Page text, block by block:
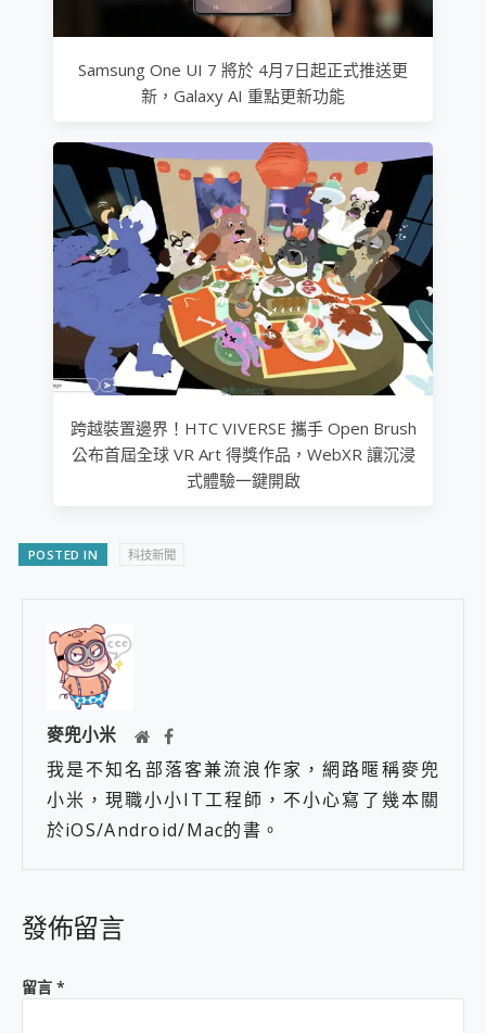
Samsung One UI 7 將於 4月7日起正式推送更
新，Galaxy AI 重點更新功能
跨越裝置邊界！HTC VIVERSE 攜手 Open Brush
公布首屆全球 VR Art 得獎作品，WebXR 讓沉浸
式體驗一鍵開啟
POSTED IN 科技新聞
麥兜小米
我是不知名部落客兼流浪作家，網路暱稱麥兜
小米，現職小小IT工程師，不小心寫了幾本關
於iOS/Android/Mac的書。
發佈留言
留言 *